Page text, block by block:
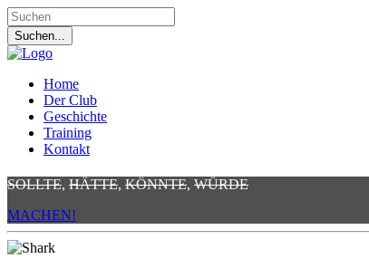
Home
Der Club
Geschichte
Training
Kontakt
SOLLTE, HÄTTE, KÖNNTE, WÜRDE
MACHEN!